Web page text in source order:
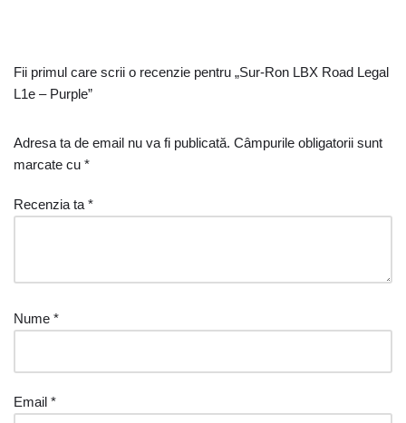
Fii primul care scrii o recenzie pentru „Sur-Ron LBX Road Legal
L1e – Purple”
Adresa ta de email nu va fi publicată. Câmpurile obligatorii sunt
marcate cu *
Recenzia ta *
Nume *
Email *